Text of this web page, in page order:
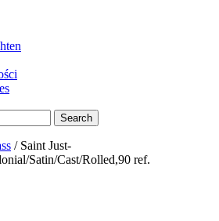
/Saint Just-
Satin/Cast/Rolled,90 ref.